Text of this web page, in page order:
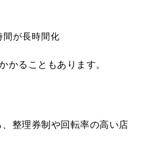
間が長時間化
かることもあります。
整理券制や回転率の高い店